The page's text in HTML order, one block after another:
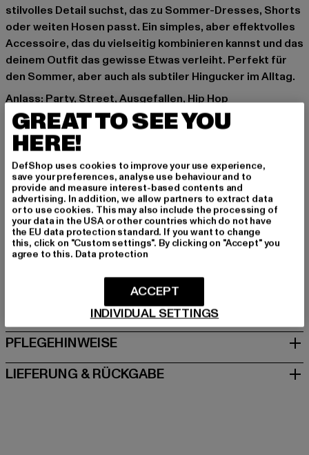
stilvolles Detail suchst, das zu Sommer-Dresses, Shorts
oder weiten Hosen passt. Ein simples, aber effektvolles
Accessoire, das du vielseitig kombinieren kannst und das
deinem Outfit das gewisse Etwas verleiht. Perfekt für
den Sommer, aber auch als subtiler Hingucker im Alltag.
Anlass: Party, Street, Ausgefallen, Hip Hop
Verschlussarten: Karabiner
Marke: Urban Classics
Kat.: Jewellery
Farbe: goldfarben
Hersteller Farbe: aries
Art.Nr: TB5160-03578
Hersteller: TB International GmbH |info@tbint.de
Dr.-Robert-Murjahn-Straße 7 | 64372 Ober-Ramstadt |
DE
GRÖSSE & PASSFORM
PFLEGEHINWEISE
LIEFERUNG & RÜCKGABE
GREAT TO SEE YOU
HERE!
DefShop uses cookies to improve your use experience,
save your preferences, analyse use behaviour and to
provide and measure interest-based contents and
advertising. In addition, we allow partners to extract data
or to use cookies. This may also include the processing of
your data in the USA or other countries which do not have
the EU data protection standard. If you want to change
this, click on "Custom settings". By clicking on "Accept" you
agree to this. Data protection
INDIVIDUAL SETTINGS
ACCEPT